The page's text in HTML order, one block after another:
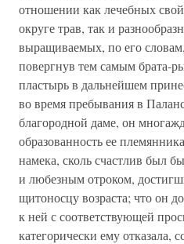
отношении как лечебных
округе трав, так и
выращиваемых, по его
повергнув тем самым брата-
пластырь в дальнейшем
во время пребывания в
благородной даме, он
образованность ее
намека, сколь счастлив был
и любезным отроком,
щитоносцу возраста; что он
к ней с соответствующей
категорически ему отказала,